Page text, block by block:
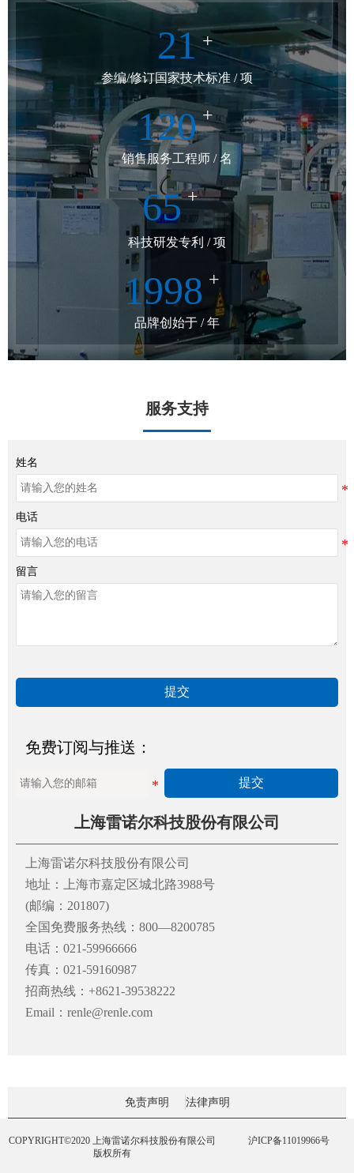
21 +
参编/修订国家技术标准 / 项
120 +
销售服务工程师 / 名
65 +
科技研发专利 / 项
1998 +
品牌创始于 / 年
服务支持
姓名
电话
留言
提交
免费订阅与推送：
提交
上海雷诺尔科技股份有限公司
上海雷诺尔科技股份有限公司
地址：上海市嘉定区城北路3988号
(邮编：201807)
全国免费服务热线：800—8200785
电话：021-59966666
传真：021-59160987
招商热线：+8621-39538222
Email：renle@renle.com
免责声明 法律声明
COPYRIGHT©2020 上海雷诺尔科技股份有限公司
版权所有
沪ICP备11019966号